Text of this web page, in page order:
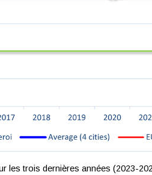
les trois dernières années (2023-